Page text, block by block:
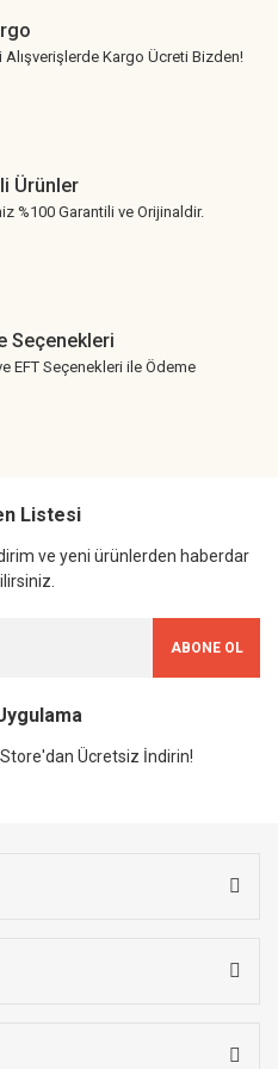
Alışverişlerde Kargo Ücreti Bizden!
Ürünler
%100 Garantili ve Orijinaldir.
Seçenekleri
EFT Seçenekleri ile Ödeme
Listesi
ve yeni ürünlerden haberdar
ABONE OL
Ücretsiz İndirin!